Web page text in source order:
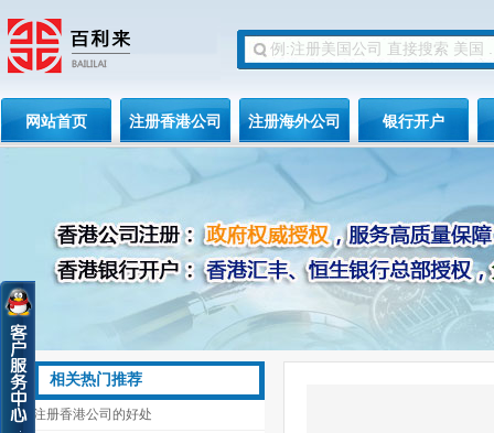
网站首页 注册香港公司 注册海外公司 银行开户
相关热门推荐
注册香港公司的好处